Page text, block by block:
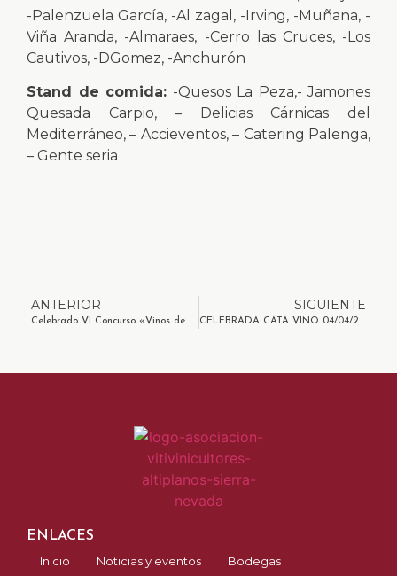
-Palenzuela García, -Al zagal, -Irving, -Muñana, -
Viña Aranda, -Almaraes, -Cerro las Cruces, -Los
Cautivos, -DGomez, -Anchurón
Stand de comida: -Quesos La Peza,- Jamones
Quesada Carpio, – Delicias Cárnicas del
Mediterráneo, – Accieventos, – Catering Palenga,
– Gente seria
ANTERIOR
Celebrado VI Concurso «Vinos de altura» IGP Altiplano de Sierra Nevada
SIGUIENTE
CELEBRADA CATA VINO 04/04/2025
ENLACES
Inicio
Noticias y eventos Bodegas